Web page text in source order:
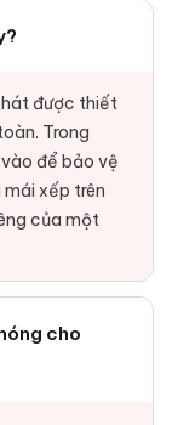
được thiết
Trong
để bảo vệ
xếp trên
của một
cho